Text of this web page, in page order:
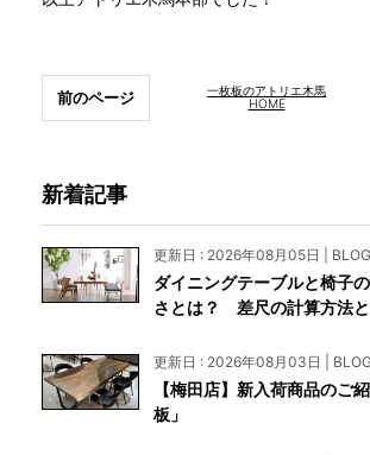
一枚板のアトリエ木馬
HOME
前のページ
新着記事
更新日 : 2026年08月05日 | BLOG
ダイニングテーブルと椅子
さとは？ 差尺の計算方法
更新日 : 2026年08月03日 |
【梅田店】新入荷商品のご
板」